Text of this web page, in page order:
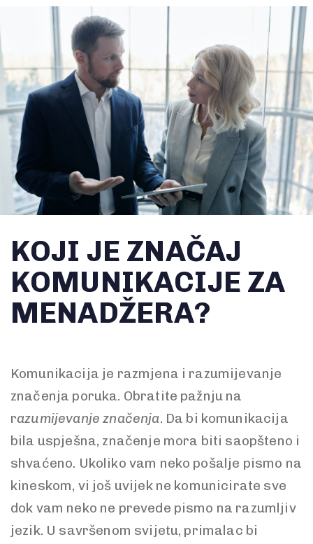
KOJI JE ZNAČAJ
KOMUNIKACIJE ZA
MENADŽERA?
Komunikacija je razmjena i razumijevanje
značenja poruka. Obratite pažnju na
razumijevanje značenja. Da bi komunikacija
bila uspješna, značenje mora biti saopšteno i
shvaćeno. Ukoliko vam neko pošalje pismo na
kineskom, vi još uvijek ne komunicirate sve
dok vam neko ne prevede pismo na razumljiv
jezik. U savršenom svijetu, primalac bi